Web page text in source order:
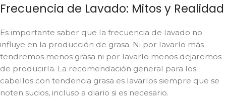
Frecuencia de Lavado: Mitos y Realidad
Es importante saber que la frecuencia de lavado no
influye en la producción de grasa. Ni por lavarlo más
tendremos menos grasa ni por lavarlo menos dejaremos
de producirla. La recomendación general para los
cabellos con tendencia grasa es lavarlos siempre que se
noten sucios, incluso a diario si es necesario.